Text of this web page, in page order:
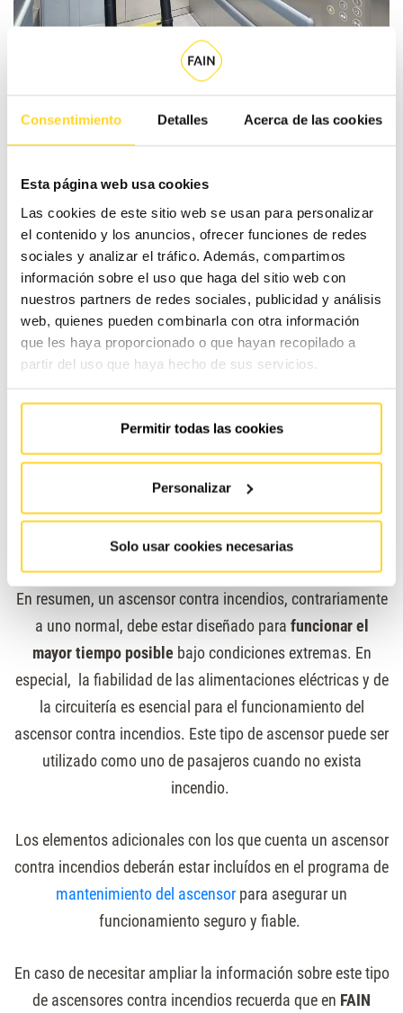
Consentimiento Detalles Acerca de las cookies
Esta página web usa cookies
Las cookies de este sitio web se usan para personalizar
el contenido y los anuncios, ofrecer funciones de redes
sociales y analizar el tráfico. Además, compartimos
información sobre el uso que haga del sitio web con
nuestros partners de redes sociales, publicidad y análisis
web, quienes pueden combinarla con otra información
que les haya proporcionado o que hayan recopilado a
partir del uso que haya hecho de sus servicios.
Permitir todas las cookies
Personalizar
Solo usar cookies necesarias
Otros requisitos de los
ascensores contra incendios
Los ascensores contra incendios, o para bomberos,
deben poder activarse mediante una señal específica
que llegue a la maniobra del ascensor en caso de
incendio.
desde el nivel de
acceso de bomberosen menos de 60 segundos
contados desde el cierre de puertas. Para los
ascensores de recorrido mayor a 200 metros, este
tiempo se puede incrementar en 1 segundo por cada
3 metros de altura de viaje adicional.
En resumen, un ascensor contra incendios, contrariamente
a uno normal, debe estar diseñado para funcionar el
mayor tiempo posible bajo condiciones extremas. En
especial, la fiabilidad de las alimentaciones eléctricas y de
la circuitería es esencial para el funcionamiento del
ascensor contra incendios. Este tipo de ascensor puede ser
utilizado como uno de pasajeros cuando no exista
incendio.
Los elementos adicionales con los que cuenta un ascensor
contra incendios deberán estar incluídos en el programa de
mantenimiento del ascensor para asegurar un
funcionamiento seguro y fiable.
En caso de necesitar ampliar la información sobre este tipo
de ascensores contra incendios recuerda que en FAIN